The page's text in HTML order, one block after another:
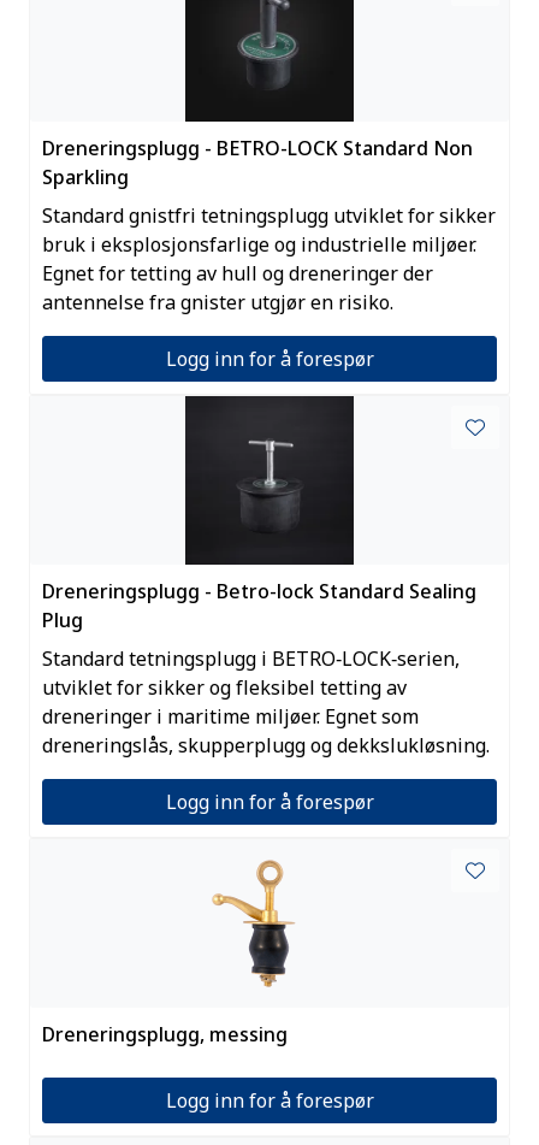
Dreneringsplugg - BETRO-LOCK Standard Non
Sparkling
Standard gnistfri tetningsplugg utviklet for sikker
bruk i eksplosjonsfarlige og industrielle miljøer.
Egnet for tetting av hull og dreneringer der
antennelse fra gnister utgjør en risiko.
Logg inn for å forespør
Dreneringsplugg - Betro-lock Standard Sealing
Plug
Standard tetningsplugg i BETRO‑LOCK‑serien,
utviklet for sikker og fleksibel tetting av
dreneringer i maritime miljøer. Egnet som
dreneringslås, skupperplugg og dekkslukløsning.
Logg inn for å forespør
Dreneringsplugg, messing
Logg inn for å forespør